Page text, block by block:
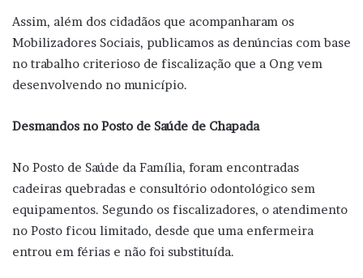
Assim, além dos cidadãos que acompanharam os
Mobilizadores Sociais, publicamos as denúncias com base
no trabalho criterioso de fiscalização que a Ong vem
desenvolvendo no município.
Desmandos no Posto de Saúde de Chapada
No Posto de Saúde da Família, foram encontradas
cadeiras quebradas e consultório odontológico sem
equipamentos. Segundo os fiscalizadores, o atendimento
no Posto ficou limitado, desde que uma enfermeira
entrou em férias e não foi substituída.